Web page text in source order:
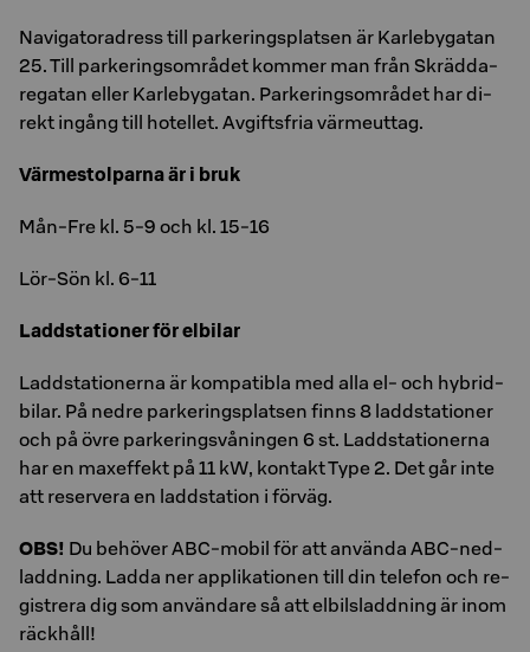
Na­vi­ga­tor­a­dress till par­ke­rings­plat­sen är Kar­le­by­ga­tan
25. Till par­ke­rings­om­rå­det kom­mer man från Skräd­da­
re­ga­tan eller Kar­le­by­ga­tan. Par­ke­rings­om­rå­det har di­
rekt in­gång till ho­tel­let. Av­gifts­fria vär­meut­tag.
Vär­me­stol­par­na är i bruk
Mån-Fre kl. 5-9 och kl. 15-16
Lör-Sön kl. 6-11
Ladd­sta­tio­ner för el­bi­lar
Ladd­sta­tio­ner­na är kom­pa­tib­la med alla el- och hy­brid­
bi­lar. På nedre parkeringsplatsen finns 8 laddstationer
och på övre parkeringsvåningen 6 st. Ladd­sta­tio­ner­na
har en max­ef­fekt på 11 kW, kon­takt Type 2. Det går inte
att re­ser­ve­ra en ladd­sta­tion i för­väg.
OBS! Du be­hö­ver ABC-mobil för att an­vän­da ABC-ned­
ladd­ning. Ladda ner ap­pli­ka­tio­nen till din te­le­fon och re­
gi­stre­ra dig som an­vän­da­re så att el­bilsladd­ning är inom
räck­håll!